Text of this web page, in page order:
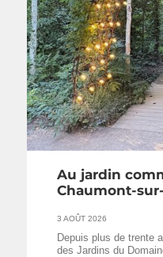
Au jardin
Chaumont-
3 AOÛT 2026
Depuis plus de trente
des Jardins du